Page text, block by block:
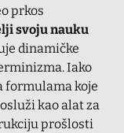
prkos
svoju nauku
dinamičke
Iako
formulama koje
kao alat za
prošlosti